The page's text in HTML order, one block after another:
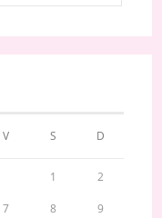
V S D
1 2
7 8 9